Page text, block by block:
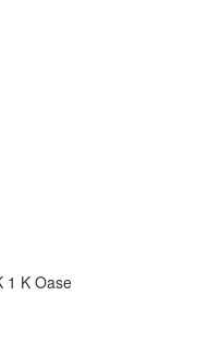
1 K Oase